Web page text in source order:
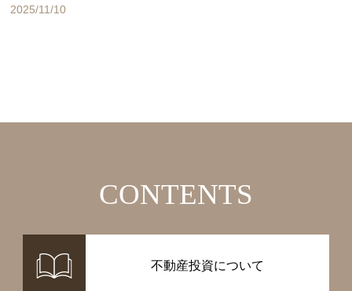
2025/11/10
CONTENTS
不動産投資について